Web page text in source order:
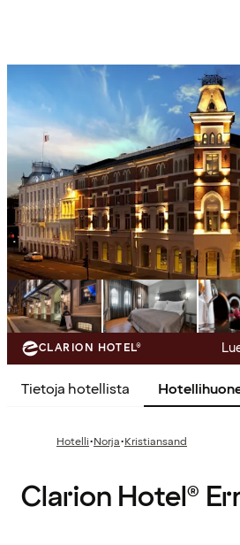
CLARION HOTEL®
Tietoja hotellista
Hotelli·Norja·Kristiansand
Clarion Hotel®